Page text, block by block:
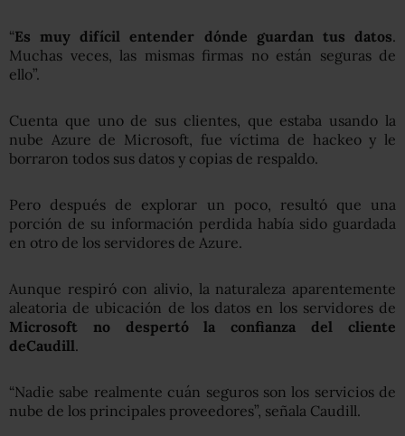
“Es muy difícil entender dónde guardan tus datos.
Muchas veces, las mismas firmas no están seguras de
ello”.
Cuenta que uno de sus clientes, que estaba usando la
nube Azure de Microsoft, fue víctima de hackeo y le
borraron todos sus datos y copias de respaldo.
Pero después de explorar un poco, resultó que una
porción de su información perdida había sido guardada
en otro de los servidores de Azure.
Aunque respiró con alivio, la naturaleza aparentemente
aleatoria de ubicación de los datos en los servidores de
Microsoft no despertó la confianza del cliente
deCaudill.
“Nadie sabe realmente cuán seguros son los servicios de
nube de los principales proveedores”, señala Caudill.